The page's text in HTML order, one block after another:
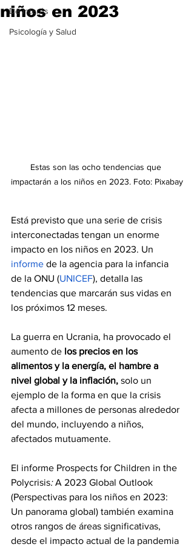
De interés
Psicología y Salud
niños en 2023
Estas son las ocho tendencias que
impactarán a los niños en 2023. Foto: Pixabay
Está previsto que una serie de crisis
interconectadas tengan un enorme
impacto en los niños en 2023. Un
informe de la agencia para la infancia
de la ONU (UNICEF), detalla las
tendencias que marcarán sus vidas en
los próximos 12 meses.
La guerra en Ucrania, ha provocado el
aumento de los precios en los
alimentos y la energía, el hambre a
nivel global y la inflación, solo un
ejemplo de la forma en que la crisis
afecta a millones de personas alrededor
del mundo, incluyendo a niños,
afectados mutuamente.
El informe Prospects for Children in the
Polycrisis: A 2023 Global Outlook
(Perspectivas para los niños en 2023:
Un panorama global) también examina
otros rangos de áreas significativas,
desde el impacto actual de la pandemia